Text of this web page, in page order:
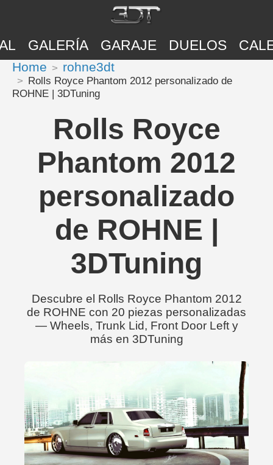
GALERÍA GARAJE DUELOS
Home rohne3dt
Rolls Royce Phantom 2012 personalizado de
ROHNE | 3DTuning
Rolls Royce
Phantom 2012
personalizado
de ROHNE |
3DTuning
Descubre el Rolls Royce Phantom 2012
de ROHNE con 20 piezas personalizadas
— Wheels, Trunk Lid, Front Door Left y
más en 3DTuning